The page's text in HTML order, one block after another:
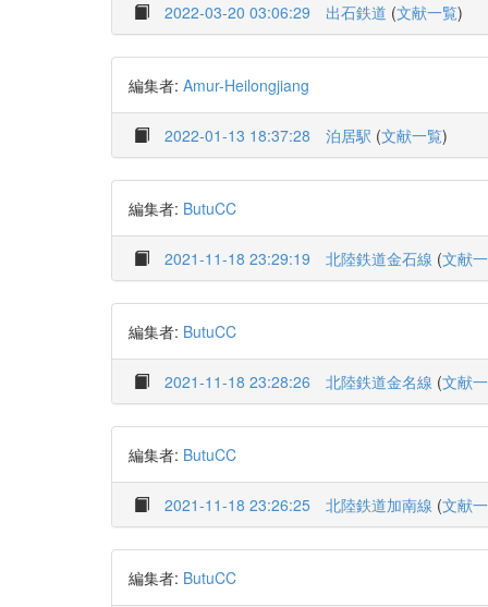
2022-03-20 03:06:29 出石鉄道 (文献一覧)
編集者: Amur-Heilongjiang
2022-01-13 18:37:28 泊居駅 (文献一覧)
編集者: ButuCC
2021-11-18 23:29:19 北陸鉄道金石線 (文献
編集者: ButuCC
2021-11-18 23:28:26 北陸鉄道金名線 (文献
編集者: ButuCC
2021-11-18 23:26:25 北陸鉄道加南線 (文献
編集者: ButuCC